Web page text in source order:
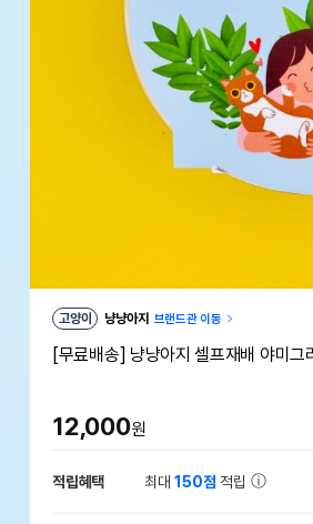
고양이 냥냥아지 브랜드관 이동
[무료배송] 냥냥아지 셀프재배 야미
12,000원
적립혜택 최대150점 적립